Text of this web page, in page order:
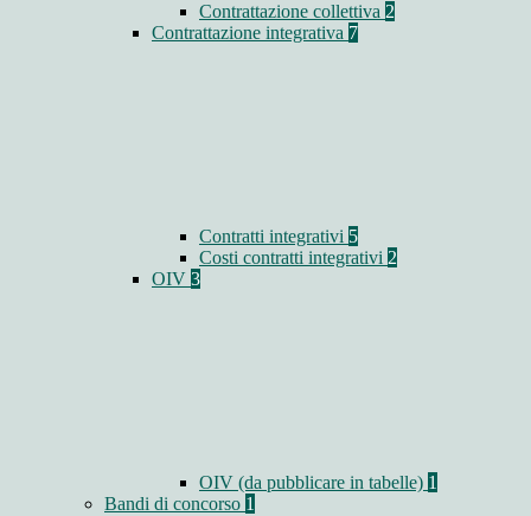
Contrattazione collettiva 2
Contrattazione integrativa 7
Contratti integrativi 5
Costi contratti integrativi 2
OIV 3
OIV (da pubblicare in tabelle) 1
Bandi di concorso 1